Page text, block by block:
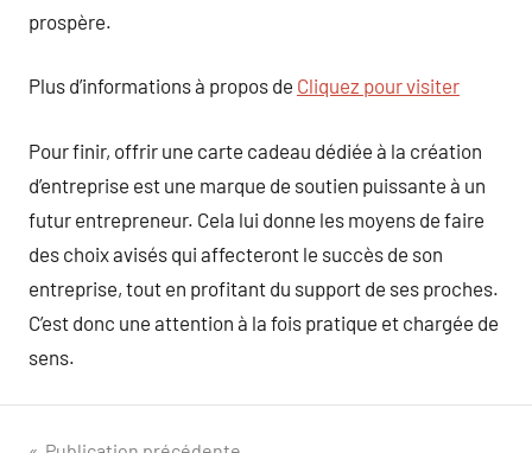
prospère.
Plus d’informations à propos de Cliquez pour visiter
Pour finir, offrir une carte cadeau dédiée à la création
d’entreprise est une marque de soutien puissante à un
futur entrepreneur. Cela lui donne les moyens de faire
des choix avisés qui affecteront le succès de son
entreprise, tout en profitant du support de ses proches.
C’est donc une attention à la fois pratique et chargée de
sens.